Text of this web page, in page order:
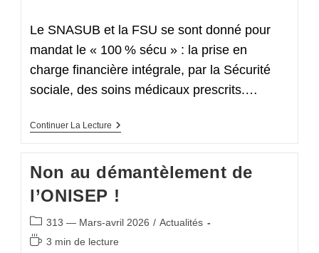
Le SNASUB et la FSU se sont donné pour
mandat le « 100 % sécu » : la prise en
charge financière intégrale, par la Sécurité
sociale, des soins médicaux prescrits.…
Continuer La Lecture Signez
Une
Complémentaire
Gérée
Par
La
Sécurité
Non au démantèlement de
l’ONISEP !
Post
category:
313 — Mars-avril 2026 / Actualités
Temps3 min de lecture